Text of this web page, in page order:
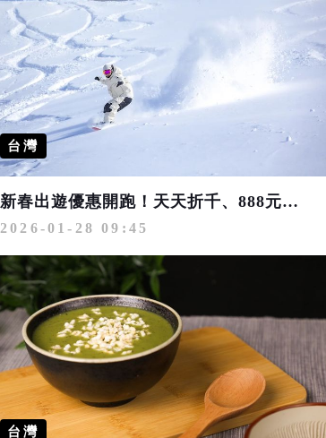
台灣
新春出遊優惠開跑！天天折千、888元紅包、1折與買1送1限量搶購
2026-01-28 09:45
台灣